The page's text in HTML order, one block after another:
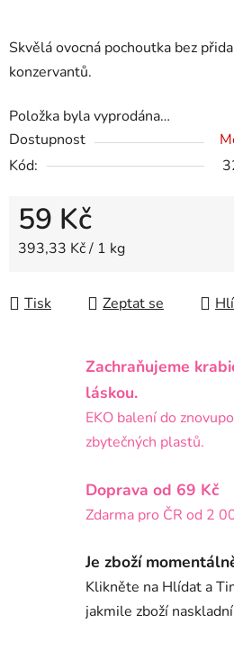
Skvělá ovocná pochoutka bez
konzervantů.
Položka byla vyprodána…
Dostupnost
Kód:
59 Kč
Měrná cena:
393,33 Kč / 1 kg
Tisk Zeptat se
Zachraňujeme
láskou.
EKO balení do
zbytečných plastů.
Doprava od 69 Kč
Zdarma pro ČR od 2
Je zboží
Klikněte na Hlídat a
jakmile zboží